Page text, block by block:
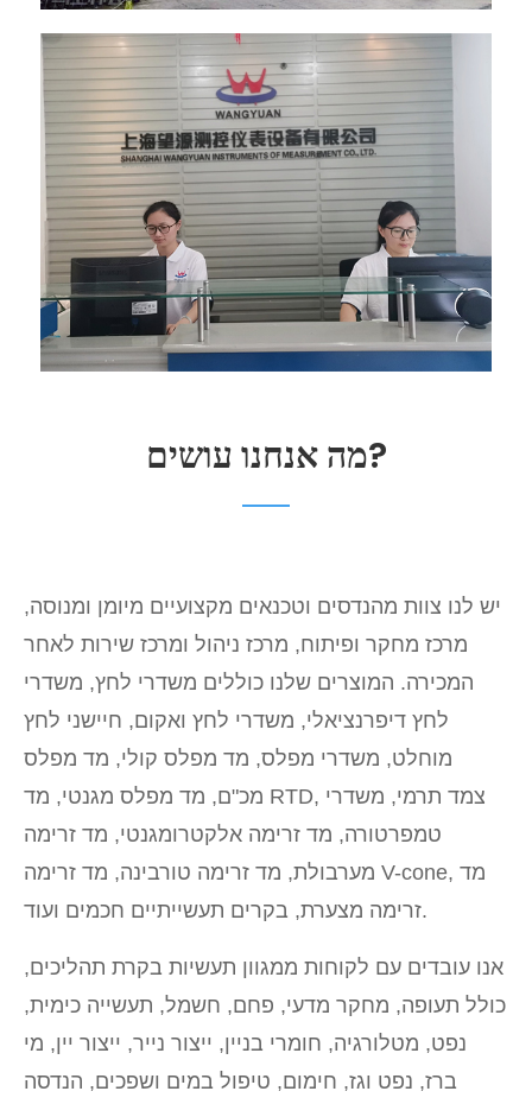
מה אנחנו עושים?
יש לנו צוות מהנדסים וטכנאים מקצועיים מיומן ומנוסה,
מרכז מחקר ופיתוח, מרכז ניהול ומרכז שירות לאחר
המכירה. המוצרים שלנו כוללים משדרי לחץ, משדרי
לחץ דיפרנציאלי, משדרי לחץ ואקום, חיישני לחץ
מוחלט, משדרי מפלס, מד מפלס קולי, מד מפלס
מכ"ם, מד מפלס מגנטי, מד RTD, צמד תרמי, משדרי
טמפרטורה, מד זרימה אלקטרומגנטי, מד זרימה
מערבולת, מד זרימה טורבינה, מד זרימה V-cone, מד
זרימה מצערת, בקרים תעשייתיים חכמים ועוד.
אנו עובדים עם לקוחות ממגוון תעשיות בקרת תהליכים,
כולל תעופה, מחקר מדעי, פחם, חשמל, תעשייה כימית,
נפט, מטלורגיה, חומרי בניין, ייצור נייר, ייצור יין, מי
ברז, נפט וגז, חימום, טיפול במים ושפכים, הנדסה